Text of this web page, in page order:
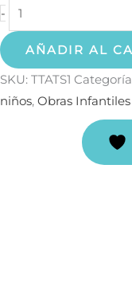
-
AÑADIR AL
SKU: TTATS1
niños, Obras Infantiles